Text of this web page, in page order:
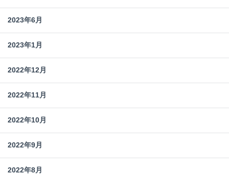
2023年6月
2023年1月
2022年12月
2022年11月
2022年10月
2022年9月
2022年8月